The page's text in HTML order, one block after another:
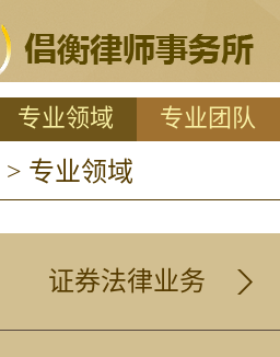
专业领域 专业团队
> 专业领域
证券法律业务